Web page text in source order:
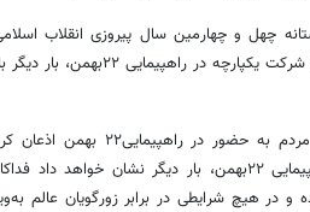
چهل و چهارمین سال پیروزی انقلاب اسلامی
مردم عزیز کشورمان خواست تا با
نیز ضمن دعوت مردم به
استوار و شرکت یکپارچه در راهپیمایی ۲۲بهمن، بار دیگر
و در هیچ شرایطی در برابر زورگویان عالم